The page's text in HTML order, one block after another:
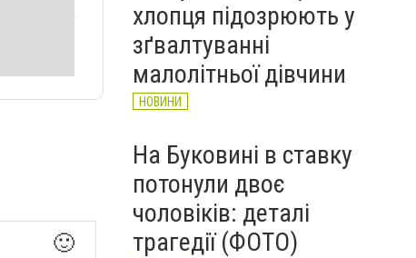
🙂
хлопця підозрюють у
зґвалтуванні
малолітньої дівчини
НОВИНИ
На Буковині в ставку
потонули двоє
чоловіків: деталі
трагедії (ФОТО)